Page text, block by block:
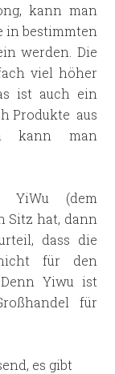
kann man
in bestimmten
werden. Die
viel höher
ist auch ein
Produkte aus
kann man
(dem
Sitz hat, dann
dass die
nicht für den
Yiwu ist
für
es gibt